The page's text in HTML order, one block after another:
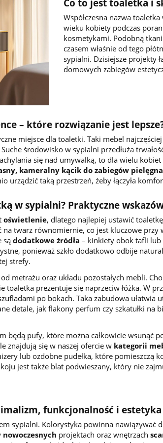
Co to jest toaletka i
Współczesna nazwa
wieku kobiety podczas
kosmetykami. Podobną
czasem właśnie od tego
sypialni. Dzisiejsze projekty
domowych zabiegów
– które rozwiązanie jest
miejsce dla toaletki. Taki mebel
środowisko w sypialni przedłuża
się nad umywalką, to dla wielu
kameralny kącik do zabiegów
urządzić taką przestrzeń, żeby łączyła
w sypialni? Praktyczne
oświetlenie, dlatego najlepiej ustawić
na twarz równomiernie, co jest kluczowe
są dodatkowe źródła – kinkiety obok tafli lub
ponieważ szkło dodatkowo odbije
strefy.
metrażu oraz układu pozostałych mebli.
toaletka prezentuje się naprzeciw łóżka. W
po bokach. Taka zabudowa ułatwia
detale, jak flakony perfum czy szkatułki na
będą pufy, które można całkowicie wsunąć
znajdują się w naszej ofercie w kategorii
lub ozdobne pudełka, które pomieszczą
jest także blat podwieszany, który nie
funkcjonalność i estetyka
sypialni. Kolorystyka powinna nawiązywać
nowoczesnych projektach oraz wnętrzach